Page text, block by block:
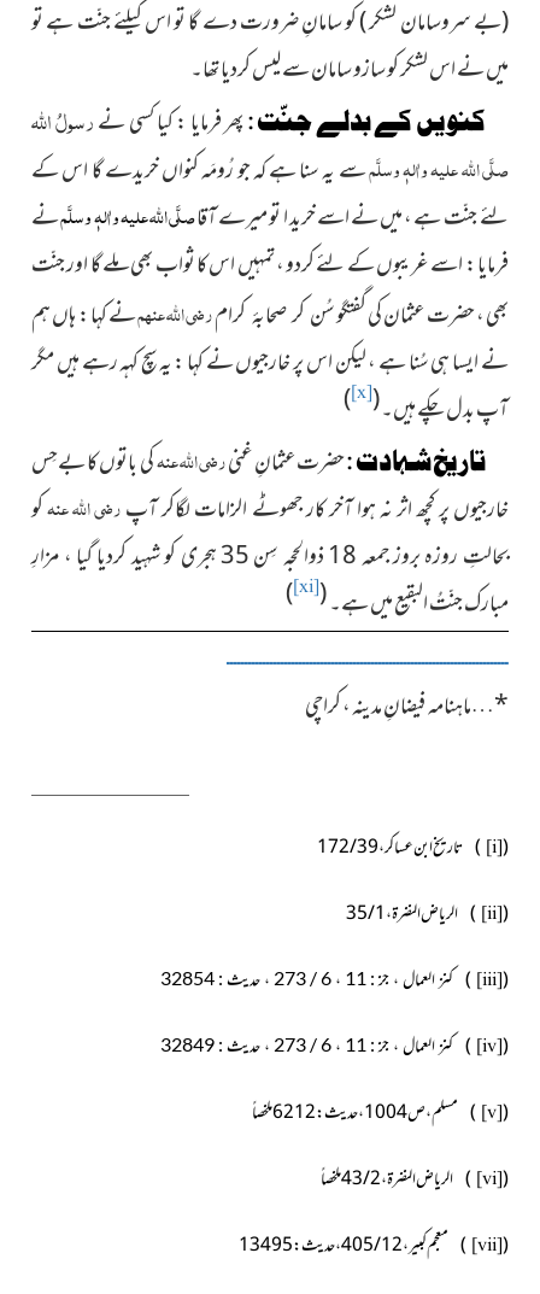
(بے سروسامان لشکر )کو سامانِ ضرورت دے گا تو اس کيلئے جنّت ہے تو
میں نے اس لشکر کو سازو سامان سے لیس کردیا تھا۔
کنویں کے بدلے جنّت :پھر فرمایا : کیا کسی نےرسولُاللہ
صلَّی اللہ علیہ واٰلہٖ وسلَّمسے یہ سنا ہے کہ جو رُومَہ کنواں خریدے گا اس کے
لئے جنّت ہے ، میں نے اسے خرید ا تو میرے آقاصلَّی اللہ علیہ واٰلہٖ وسلَّمنے
فرمایا : اسے غریبوں کے لئے کردو ، تمہیں اس کا ثواب بھی ملے گا اور جنّت
بھی ، حضرت عثمان کی گفتگوسُن کر صحابۂ کرامرضی اللہ عنہمنے کہا : ہاں ہم
نے ایسا ہی سُنا ہے ،لیکن اس پر خارجیوں نے کہا : یہ سچ کہہ رہے ہیں مگر
آپ بدل چکے ہیں۔(
[x]
)
تاریخ شہادت :حضرت عثمانِ غنیرضی اللہ عنہکی باتوں کا بےحِس
خارجیوں پر کچھ اثر نہ ہوا آخر کار جھوٹے الزامات لگاکر آپرضی اللہ عنہکو
بحالتِ روزہ بروز جمعہ 18 ذوالحجہ سِن 35 ہجری کو شہید کردیا گیا ، مزارِ
مبارک جنّتُ البقیع میں ہے۔(
[xi]
)
ــــــــــــــــــــــــــــــــــــــــــــــــــــــــــــــــــــــــــــــ
*
…ماہنامہ فیضانِ مدینہ ، کراچی
(
[i]
) تاریخ ابن عساکر ، 39 / 172
(
[ii]
) الریاض النضرۃ ، 1 / 35
(
[iii]
) کنز العمال ، جز : 11 ، 6 / 273 ، حدیث : 32854
(
[iv]
) کنز العمال ، جز : 11 ، 6 / 273 ، حدیث : 32849
(
[v]
) مسلم ، ص1004 ، حدیث : 6212 ملخصاً
(
[vi]
) الریاض النضرۃ ، 2 / 43ملخصاً
(
[vii]
) معجم کبیر ، 12 / 405 ، حدیث : 13495